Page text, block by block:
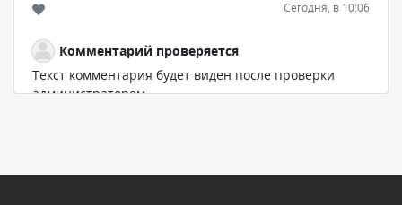
Сегодня, в 10:06
Комментарий проверяется
Текст комментария будет виден после проверки
администратором.